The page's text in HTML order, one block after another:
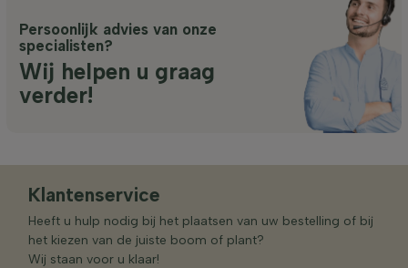
Persoonlijk advies van onze
specialisten?
Wij helpen u graag
verder!
Klantenservice
Heeft u hulp nodig bij het plaatsen van uw bestelling of bij
het kiezen van de juiste boom of plant?
Wij staan voor u klaar!